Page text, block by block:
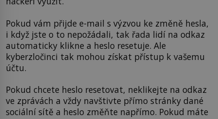
Pokud vám přijde e-mail s výzvou ke změně hesla,
i když jste o to nepožádali, tak řada lidí na odkaz
automaticky klikne a heslo resetuje. Ale
kyberzločinci tak mohou získat přístup k vašemu
účtu.
Pokud chcete heslo resetovat, neklikejte na odkaz
ve zprávách a vždy navštivte přímo stránky dané
sociální sítě a heslo změňte napřímo. Pokud máte